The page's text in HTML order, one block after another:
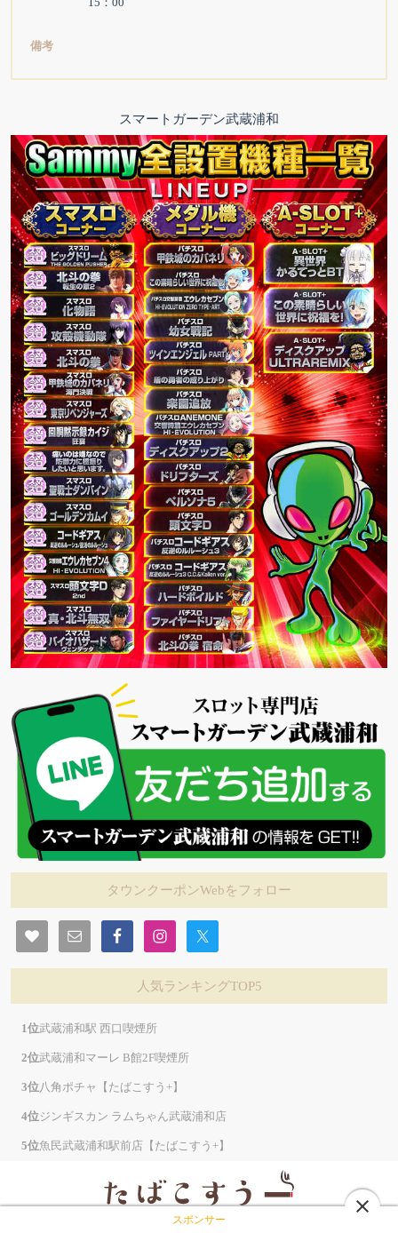
備考
スマートガーデン武蔵浦和
タウンクーポンWebをフォロー
人気ランキングTOP5
武蔵浦和駅 西口喫煙所
武蔵浦和マーレ B館2F喫煙所
八角ポチャ【たばこすう+】
ジンギスカン ラムちゃん武蔵浦和店
魚民武蔵浦和駅前店【たばこすう+】
スポンサー
close
最寄りの喫煙情報サイト